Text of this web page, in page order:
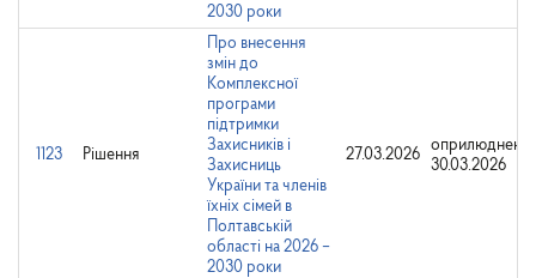
2030 роки
1123 Рішення
Про внесення
змін до
Комплексної
програми
підтримки
Захисників і
Захисниць
України та членів
їхніх сімей в
Полтавській
області на 2026 –
2030 роки
27.03.2026
оприлюднено:
30.03.2026